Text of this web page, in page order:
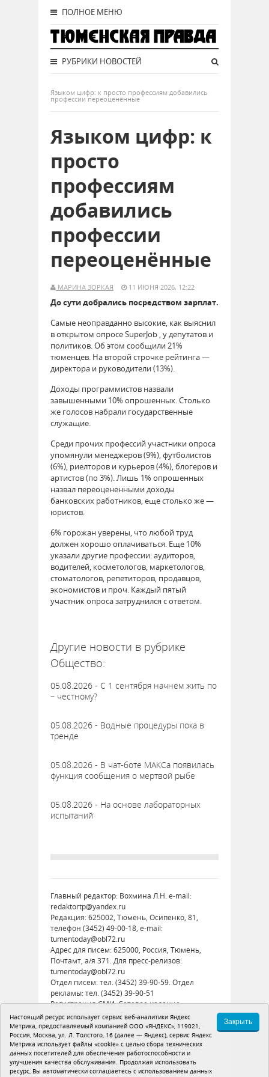
ПОЛНОЕ МЕНЮ
РУБРИКИ НОВОСТЕЙ
Языком цифр: к просто профессиям добавились
профессии переоценённые
Языком цифр: к
просто
профессиям
добавились
профессии
переоценённые
МАРИНА ЗОРКАЯ 11 ИЮНЯ 2026, 12:22
До сути добрались посредством зарплат.
Самые неоправданно высокие, как выяснил
в открытом опросе SuperJob , у депутатов и
политиков. Об этом сообщили 21%
тюменцев. На второй строчке рейтинга —
директора и руководители (13%).
Доходы программистов назвали
завышенными 10% опрошенных. Столько
же голосов набрали государственные
служащие.
Среди прочих профессий участники опроса
упомянули менеджеров (9%), футболистов
(6%), риелторов и курьеров (4%), блогеров и
артистов (по 3%). Лишь 1% опрошенных
назвал переоцененными доходы
банковских работников, еще столько же —
юристов.
6% горожан уверены, что любой труд
должен хорошо оплачиваться. Еще 10%
указали другие профессии: аудиторов,
водителей, косметологов, маркетологов,
стоматологов, репетиторов, продавцов,
экономистов и проч. Каждый пятый
участник опроса затруднился с ответом.
Другие новости в рубрике
Общество:
05.08.2026 - С 1 сентября начнём жить по
– честному?
05.08.2026 - Водные процедуры пока в
тренде
05.08.2026 - В чат-боте МАКСа появилась
функция сообщения о мертвой рыбе
05.08.2026 - На основе лабораторных
испытаний
Главный редактор: Вохмина Л.Н. e-mail:
redaktortp@yandex.ru
Редакция: 625002, Тюмень, Осипенко, 81,
телефон (3452) 49-00-18, e-mail:
tumentoday@obl72.ru
Адрес для писем: 625000, Россия, Тюмень,
Почтамт, а/я 371. Для пресс-релизов:
tumentoday@obl72.ru
Отдел писем: тел. (3452) 39-90-59. Отдел
рекламы: тел. (3452) 39-90-51
Регистрация СМИ: Сетевое издание
«Интернет-газета «Тюменская правда»,
регистрационный номер СМИ Эл № ФС77-
86575 от 26 декабря 2023 г. выдано
Федеральной службой по надзору в сфере
связи, информационных технологий и
массовых коммуникаций (Роскомнадзор)
Настоящий ресурс использует сервис веб-аналитики Яндекс
Метрика, предоставляемый компанией ООО «ЯНДЕКС», 119021,
Россия, Москва, ул. Л. Толстого, 16 (далее — Яндекс), сервис Яндекс
Метрика использует файлы «cookie» с целью сбора технических
данных посетителей для обеспечения работоспособности и
улучшения качества обслуживания. Продолжая использовать
ресурс, Вы автоматически соглашаетесь с использованием данных
Закрыть